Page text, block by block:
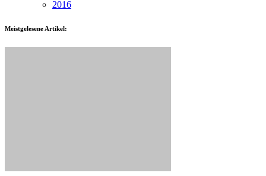
2016
Meistgelesene Artikel: